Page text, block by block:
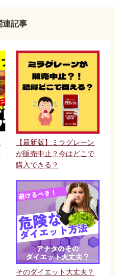
ます。では、熟成ニンニクにはど
連記事
【最新版】ミラグレーン
が販売中止？今はどこで
購入できる？
そのダイエット大丈夫？